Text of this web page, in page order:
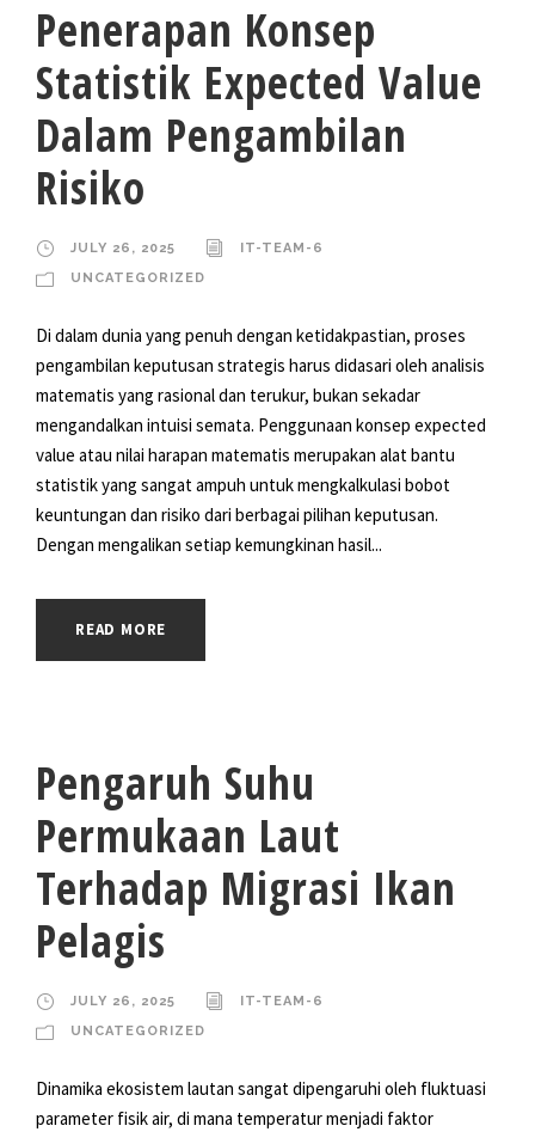
Penerapan Konsep
Statistik Expected Value
Dalam Pengambilan
Risiko
JULY 26, 2025
IT-TEAM-6
UNCATEGORIZED
Di dalam dunia yang penuh dengan ketidakpastian, proses
pengambilan keputusan strategis harus didasari oleh analisis
matematis yang rasional dan terukur, bukan sekadar
mengandalkan intuisi semata. Penggunaan konsep expected
value atau nilai harapan matematis merupakan alat bantu
statistik yang sangat ampuh untuk mengkalkulasi bobot
keuntungan dan risiko dari berbagai pilihan keputusan.
Dengan mengalikan setiap kemungkinan hasil...
READ MORE
Pengaruh Suhu
Permukaan Laut
Terhadap Migrasi Ikan
Pelagis
JULY 26, 2025
IT-TEAM-6
UNCATEGORIZED
Dinamika ekosistem lautan sangat dipengaruhi oleh fluktuasi
parameter fisik air, di mana temperatur menjadi faktor